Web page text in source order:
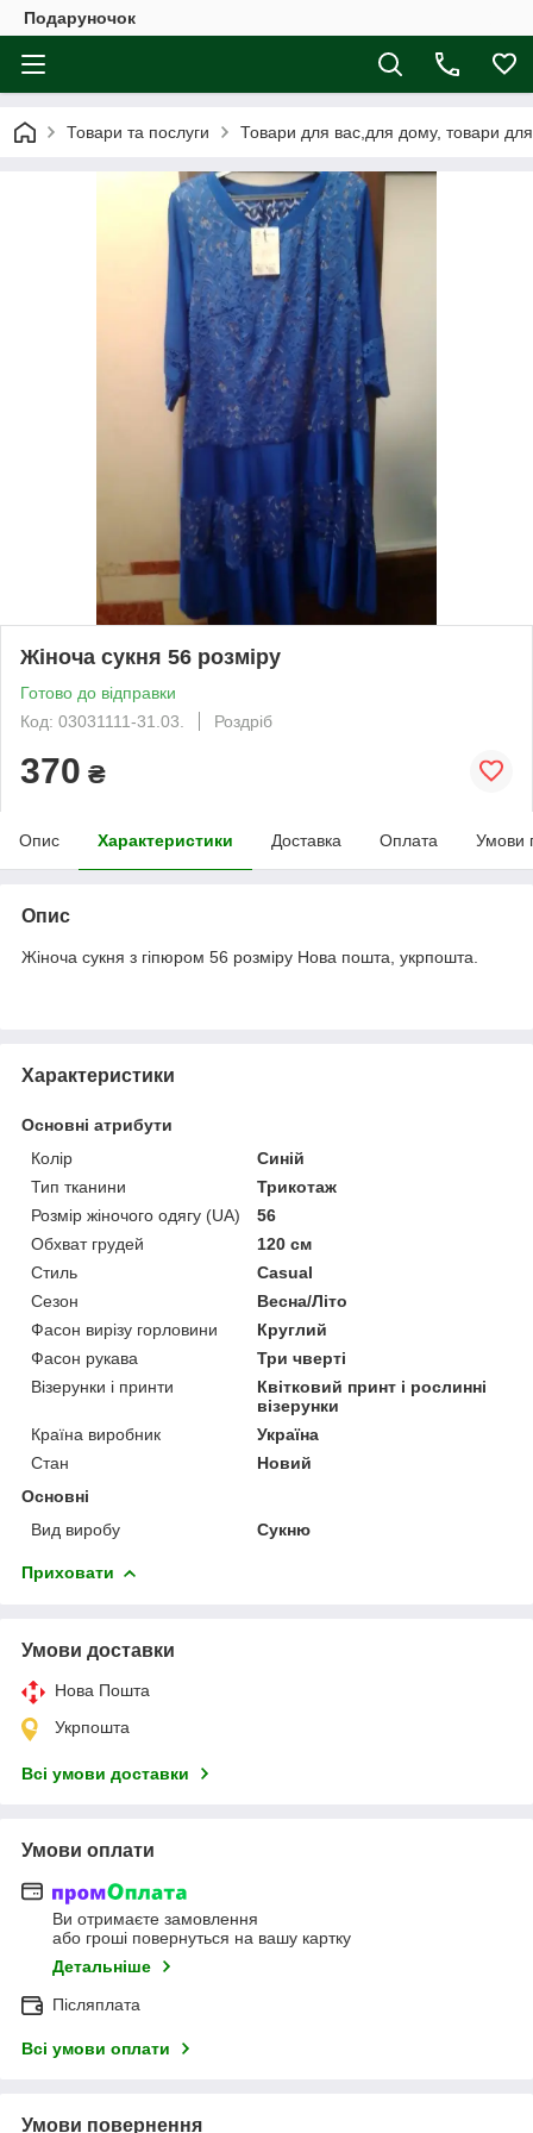
Подаруночок
Товари та послуги Товари для вас,для дому, товари для
Жіноча сукня 56 розміру
Готово до відправки
Код: 03031111-31.03.
Роздріб
370 ₴
Опис Характеристики Доставка Оплата Умови
Опис
Жіноча сукня з гіпюром 56 розміру Нова пошта, укрпошта.
Характеристики
Основні атрибути
Колір
Синій
Тип тканини
Трикотаж
Розмір жіночого одягу (UA)
56
Обхват грудей
120 см
Стиль
Casual
Сезон
Весна/Літо
Фасон вирізу горловини
Круглий
Фасон рукава
Три чверті
Візерунки і принти
Квітковий принт і рослинні
візерунки
Країна виробник
Україна
Стан
Новий
Основні
Вид виробу
Сукню
Приховати
Умови доставки
Нова Пошта
Укрпошта
Всі умови доставки
Умови оплати
Ви отримаєте замовлення
або гроші повернуться на вашу картку
Детальніше
Післяплата
Всі умови оплати
Умови повернення